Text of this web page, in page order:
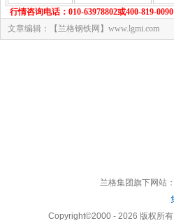
行情咨询电话：010-63978802或400-819-0090
文章编辑：【兰格钢铁网】www.lgmi.com